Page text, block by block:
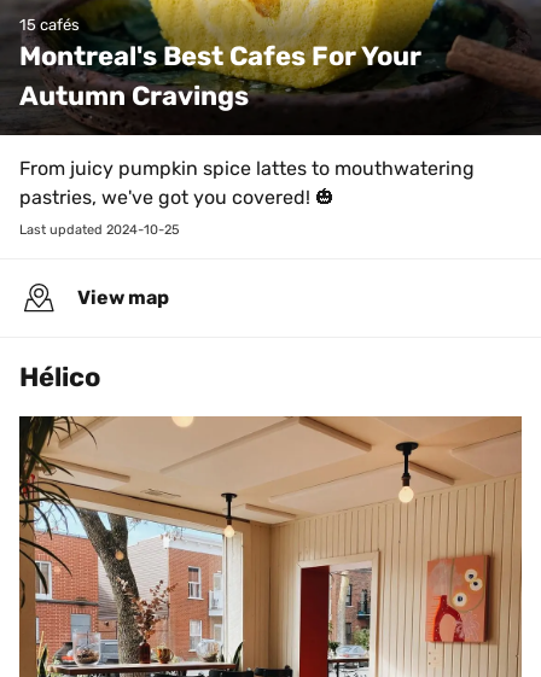
15 cafés
Montreal's Best Cafes For Your
Autumn Cravings
From juicy pumpkin spice lattes to mouthwatering
pastries, we've got you covered! 🎃
Last updated 2024-10-25
View map
Hélico